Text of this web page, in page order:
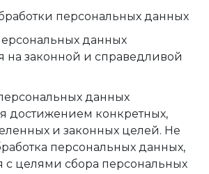
персональных данных
данных
на законной и справедливой
данных
достижением конкретных,
и законных целей. Не
персональных данных,
с целями сбора персональных